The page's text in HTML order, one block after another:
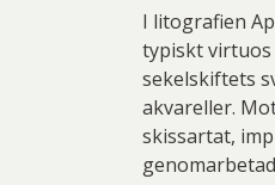
I litografien
typiskt virtuos
sekelskiftets
akvareller.
skissartat,